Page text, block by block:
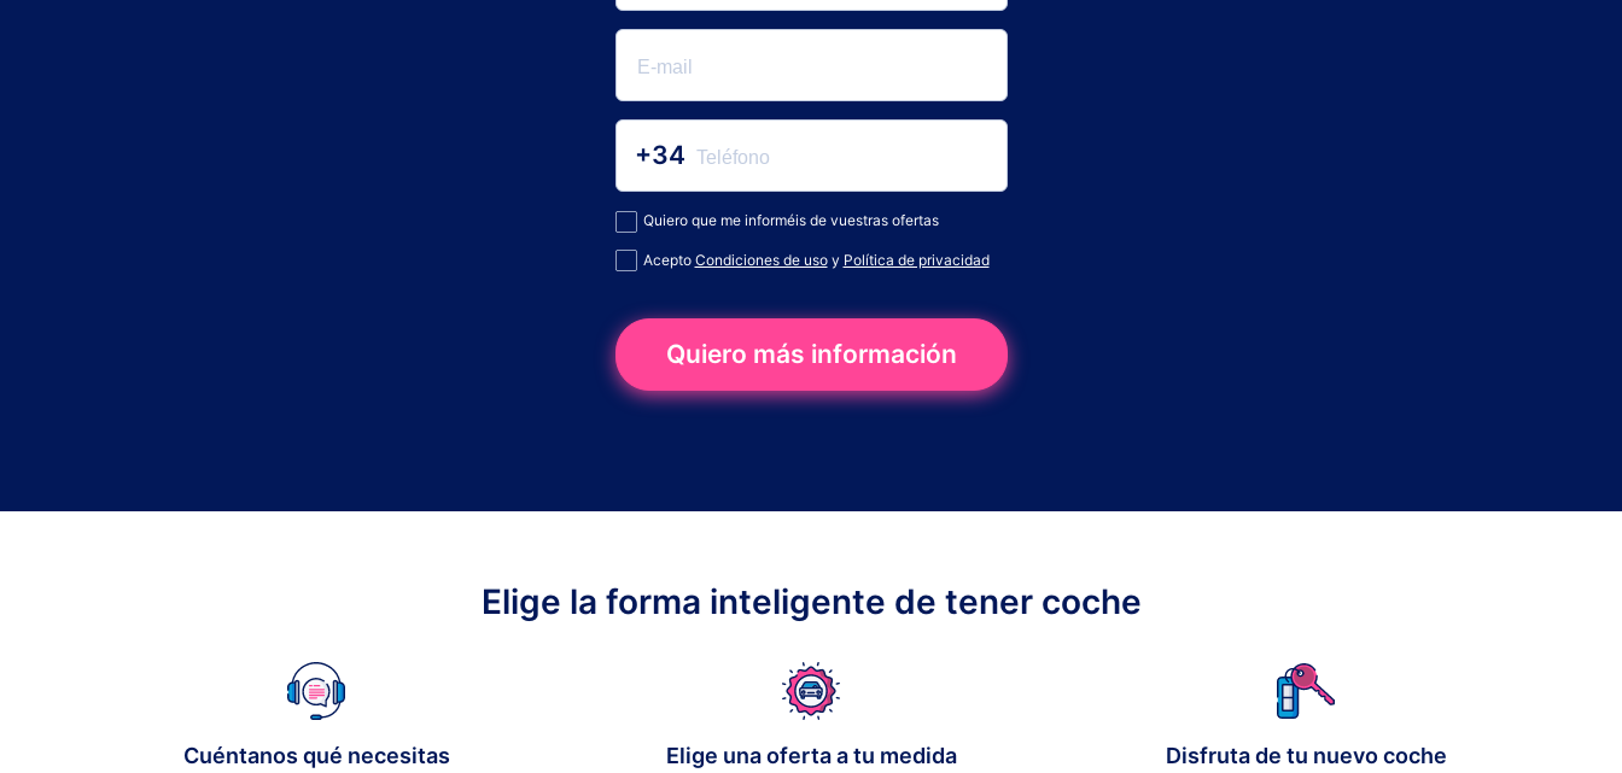
+34
Quiero que me informéis de vuestras ofertas
Acepto Condiciones de usoy Política de privacidad
Quiero más información
Elige la forma inteligente de tener coche
Cuéntanos qué necesitas Elige una oferta a tu medida Disfruta de tu nuevo coche